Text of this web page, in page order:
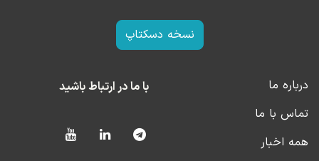
نسخه دسکتاپ
درباره ما
تماس با ما
همه اخبار
با ما در ارتباط باشید